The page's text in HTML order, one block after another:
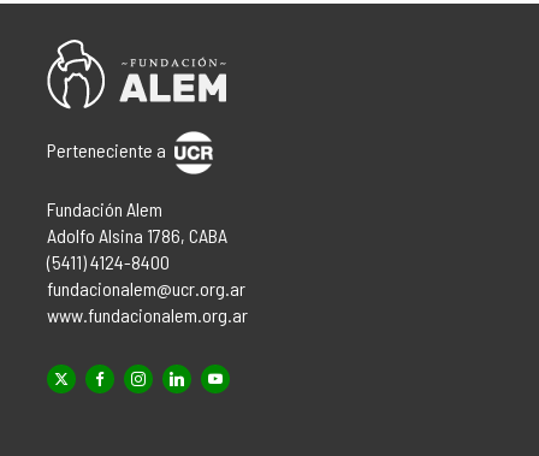
Perteneciente a
Fundación Alem
Adolfo Alsina 1786, CABA
(5411) 4124-8400
fundacionalem@ucr.org.ar
www.fundacionalem.org.ar